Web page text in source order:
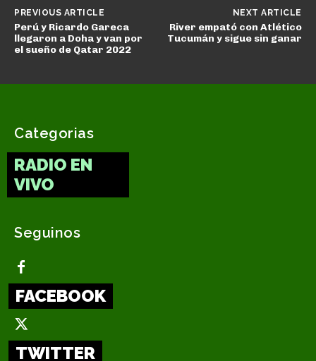
PREVIOUS ARTICLE
Perú y Ricardo Gareca
llegaron a Doha y van por
el sueño de Qatar 2022
NEXT ARTICLE
River empató con Atlético
Tucumán y sigue sin ganar
Categorias
RADIO EN
VIVO
Seguinos
FACEBOOK
TWITTER